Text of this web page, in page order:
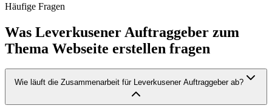
Häufige Fragen
Was Leverkusener Auftraggeber zum
Thema Webseite erstellen fragen
Wie läuft die Zusammenarbeit für Leverkusener Auftraggeber ab?